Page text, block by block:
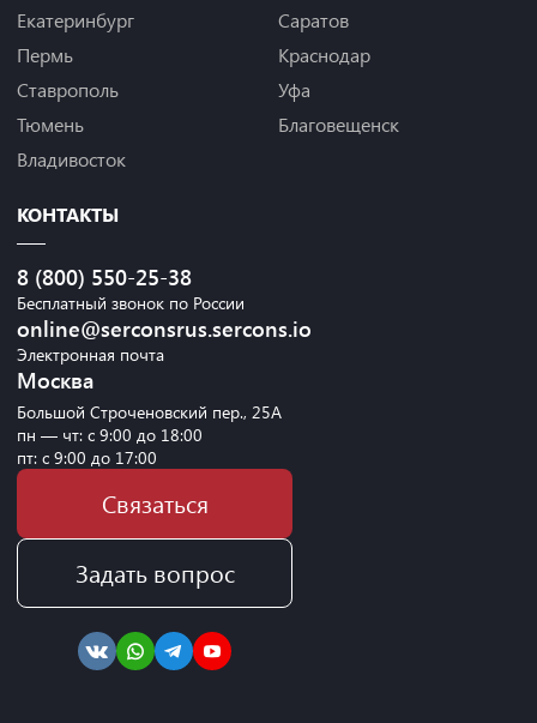
Екатеринбург
Пермь
Ставрополь
Тюмень
Владивосток
Саратов
Краснодар
Уфа
Благовещенск
КОНТАКТЫ
8 (800) 550-25-38
Бесплатный звонок по России
online@serconsrus.sercons.io
Электронная почта
Москва
Большой Строченовский пер., 25А
пн — чт: с 9:00 до 18:00
пт: с 9:00 до 17:00
Связаться
Задать вопрос